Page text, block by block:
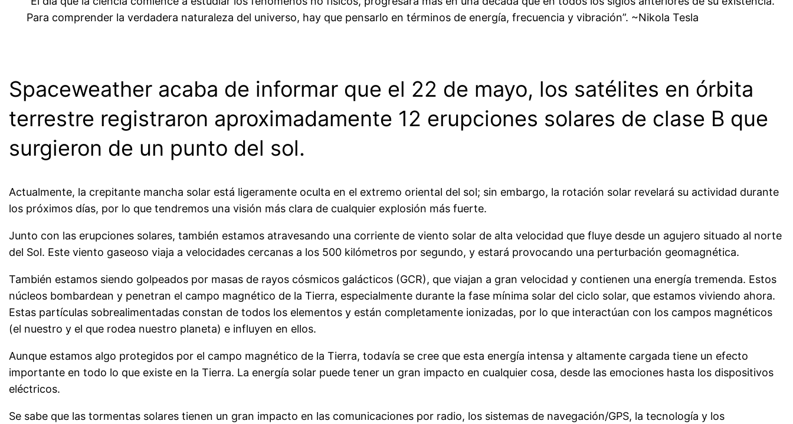
Para comprender la verdadera naturaleza del universo, hay que pensarlo en términos de energía, frecuencia y vibración”. ~Nikola Tesla
Spaceweather acaba de informar que el 22 de mayo, los satélites en órbita
terrestre registraron aproximadamente 12 erupciones solares de clase B que
surgieron de un punto del sol.
Actualmente, la crepitante mancha solar está ligeramente oculta en el extremo oriental del sol; sin embargo, la rotación solar revelará su actividad durante
los próximos días, por lo que tendremos una visión más clara de cualquier explosión más fuerte.
Junto con las erupciones solares, también estamos atravesando una corriente de viento solar de alta velocidad que fluye desde un agujero situado al norte
del Sol. Este viento gaseoso viaja a velocidades cercanas a los 500 kilómetros por segundo, y estará provocando una perturbación geomagnética.
También estamos siendo golpeados por masas de rayos cósmicos galácticos (GCR), que viajan a gran velocidad y contienen una energía tremenda. Estos
núcleos bombardean y penetran el campo magnético de la Tierra, especialmente durante la fase mínima solar del ciclo solar, que estamos viviendo ahora.
Estas partículas sobrealimentadas constan de todos los elementos y están completamente ionizadas, por lo que interactúan con los campos magnéticos
(el nuestro y el que rodea nuestro planeta) e influyen en ellos.
Aunque estamos algo protegidos por el campo magnético de la Tierra, todavía se cree que esta energía intensa y altamente cargada tiene un efecto
importante en todo lo que existe en la Tierra. La energía solar puede tener un gran impacto en cualquier cosa, desde las emociones hasta los dispositivos
eléctricos.
Se sabe que las tormentas solares tienen un gran impacto en las comunicaciones por radio, los sistemas de navegación/GPS, la tecnología y los